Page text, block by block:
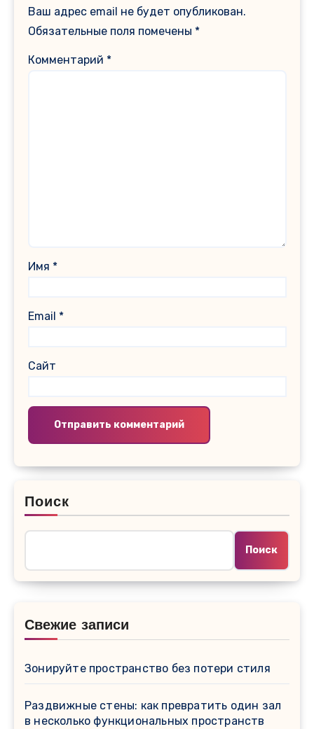
Ваш адрес email не будет опубликован.
Обязательные поля помечены *
Комментарий *
Имя *
Email *
Сайт
Поиск
Поиск
Свежие записи
Зонируйте пространство без потери стиля
Раздвижные стены: как превратить один зал
в несколько функциональных пространств